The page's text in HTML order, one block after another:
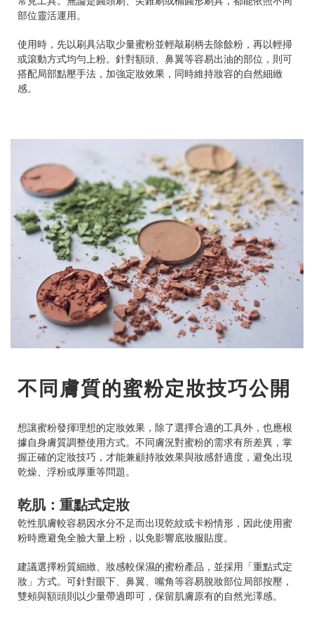
部位靈活運用。
使用時，先以刷具沾取少量蜜粉並輕敲刷柄去除餘粉，再以輕掃
或滾動方式均勻上粉。針對額頭、鼻翼等容易出油的部位，則可
搭配局部點壓手法，加強定妝效果，同時維持妝容的自然細緻
感。
不同膚質的蜜粉定妝技巧公開
想讓蜜粉發揮理想的定妝效果，除了選擇合適的工具外，也應根
據自身膚質調整使用方式。不同膚況對蜜粉的需求有所差異，掌
握正確的定妝技巧，才能兼顧持妝效果與妝感舒適度，避免出現
乾燥、浮粉或厚重等問題。
乾肌：重點式定妝
乾性肌膚較容易因水分不足而出現乾紋或卡粉情形，因此使用蜜
粉時應避免全臉大量上粉，以免影響底妝服貼度。
建議選擇粉質細緻、妝感較保濕的蜜粉產品，並採用「重點式定
妝」方式。可針對眼下、鼻翼、嘴角等容易脫妝部位局部按壓，
雙頰與額頭則以少量帶過即可，保留肌膚原有的自然光澤感。